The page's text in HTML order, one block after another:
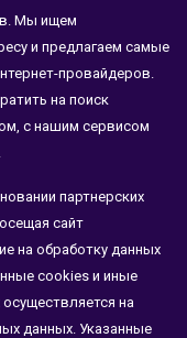
Мы ищем
и предлагаем самые
провайдеров.
на поиск
с нашим сервисом
партнерских
сайт
на обработку данных
cookies и иные
на
данных. Указанные